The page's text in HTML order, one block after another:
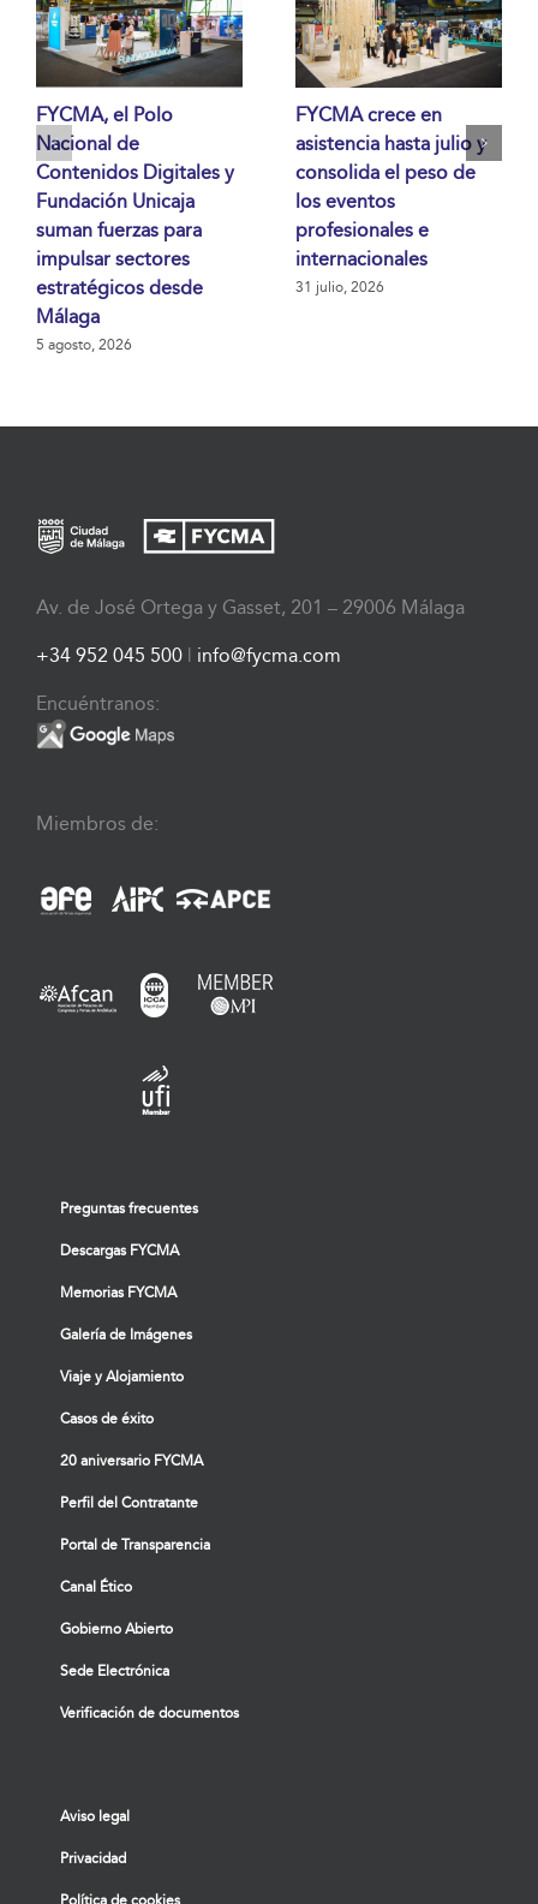
FYCMA, el Polo
Nacional de
Contenidos Digitales y
Fundación Unicaja
suman fuerzas para
impulsar sectores
estratégicos desde
Málaga
5 agosto, 2026
FYCMA crece en
asistencia hasta julio y
consolida el peso de
los eventos
profesionales e
internacionales
31 julio, 2026
Av. de José Ortega y Gasset, 201 – 29006 Málaga
+34 952 045 500 | info@fycma.com
Encuéntranos:
Miembros de:
Preguntas frecuentes
Descargas FYCMA
Memorias FYCMA
Galería de Imágenes
Viaje y Alojamiento
Casos de éxito
20 aniversario FYCMA
Perfil del Contratante
Portal de Transparencia
Canal Ético
Gobierno Abierto
Sede Electrónica
Verificación de documentos
Aviso legal
Privacidad
Política de cookies